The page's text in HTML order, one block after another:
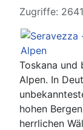
Details
Zugriffe:
Toskana und
Alpen. In
hohen
herrlichen